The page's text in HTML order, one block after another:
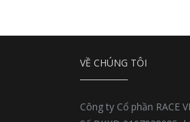
VỀ CHÚNG TÔI
Công ty Cổ phần RACE